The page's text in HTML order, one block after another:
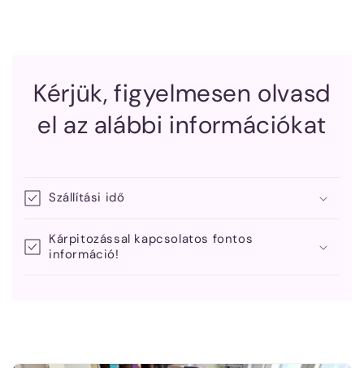
Kérjük, figyelmesen olvasd
el az alábbi információkat
Szállítási idő
Kárpitozással kapcsolatos fontos
információ!